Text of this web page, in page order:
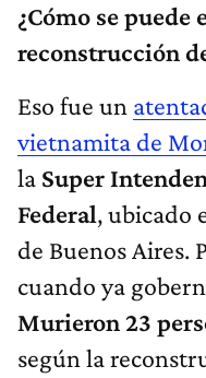
¿Cómo se puede
reconstrucción
Eso fue un
vietnamita de
la Super
Federal, ubicado
de Buenos Aires.
cuando ya
Murieron 23
según la